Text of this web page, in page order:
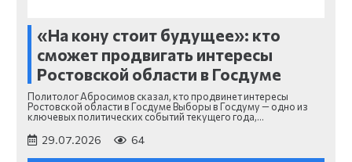
«На кону стоит будущее»: кто
сможет продвигать интересы
Ростовской области в Госдуме
Политолог Абросимов сказал, кто продвинет интересы
Ростовской области в Госдуме Выборы в Госдуму — одно из
ключевых политических событий текущего года,…
29.07.2026 64